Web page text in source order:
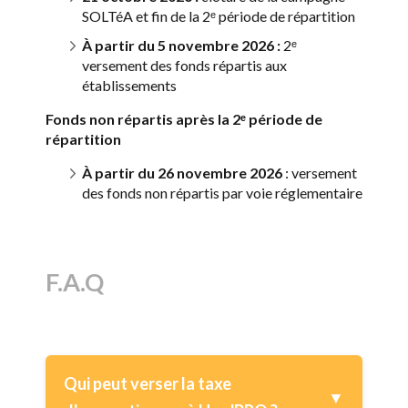
SOLTéA et fin de la 2ᵉ période de répartition
À partir du 5 novembre 2026 : 2ᵉ
versement des fonds répartis aux
établissements
Fonds non répartis après la 2ᵉ période de
répartition
À partir du 26 novembre 2026 : versement
des fonds non répartis par voie réglementaire
F.A.Q
Qui peut verser la taxe
▼